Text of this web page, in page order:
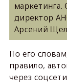
маркетинга.
директор
Арсений
По его
правило,
через